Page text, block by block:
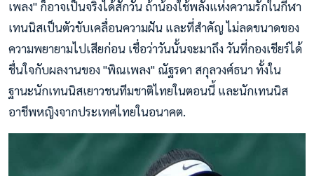
เพลง" ก็อาจเป็นจริงได้สักวัน ถ้าน้องใช้พลังแห่งความรักในกีฬา
เทนนิสเป็นตัวขับเคลื่อนความฝัน และที่สำคัญ ไม่ลดขนาดของ
ความพยายามไปเสียก่อน เชื่อว่าวันนั้นจะมาถึง วันที่กองเชียร์ได้
ชื่นใจกับผลงานของ "พิณเพลง" ณัฐรดา สกุลวงศ์ธนา ทั้งใน
ฐานะนักเทนนิสเยาวชนทีมชาติไทยในตอนนี้ และนักเทนนิส
อาชีพหญิงจากประเทศไทยในอนาคต.